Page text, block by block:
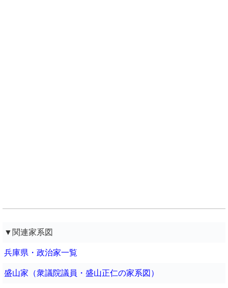
▼関連家系図
兵庫県・政治家一覧
盛山家（衆議院議員・盛山正仁の家系図）